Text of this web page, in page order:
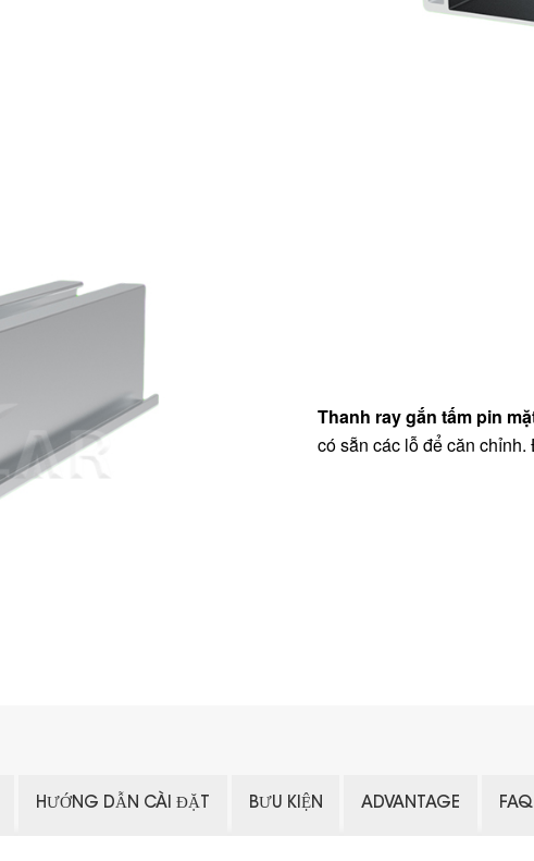
Thanh ray gắn tấm pin
có sẵn các lỗ để căn
HƯỚNG DẪN CÀI ĐẶT BƯU KIỆN ADVANTAGE FAQ